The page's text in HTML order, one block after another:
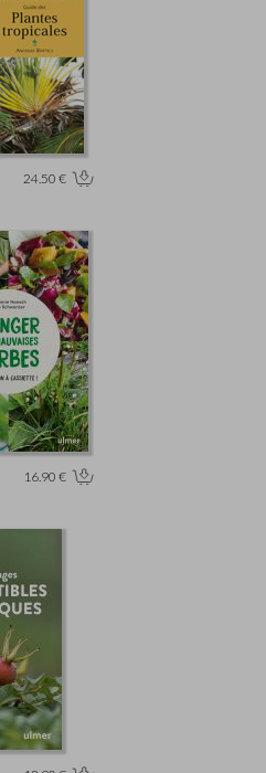
24.50 €
16.90 €